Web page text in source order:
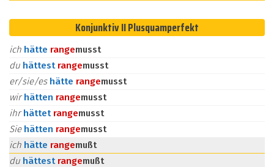
Konjunktiv II Plusquamperfekt
ich hätte rangemusst
du hättest rangemusst
er/sie/es hätte rangemusst
wirhätten rangemusst
ihrhättet rangemusst
Sie hätten rangemusst
ich hätte rangemußt
du hättest rangemußt